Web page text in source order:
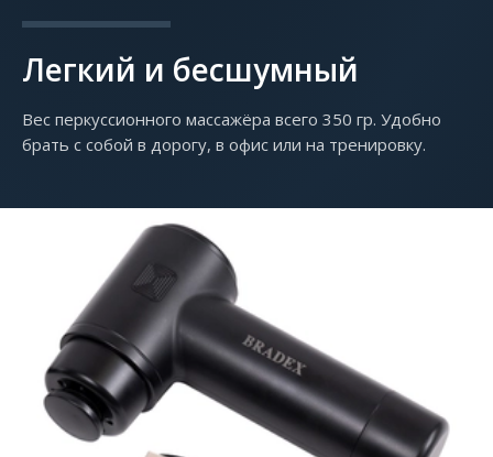
Легкий и бесшумный
Вес перкуcсионного массажёра всего 350 гр. Удобно
брать с собой в дорогу, в офис или на тренировку.